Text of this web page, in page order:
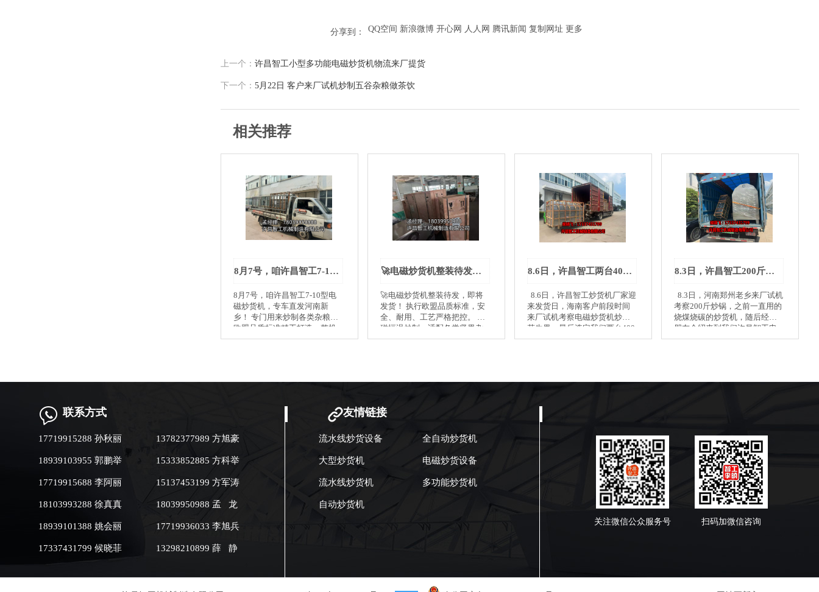
分享到： QQ空间 新浪微博 开心网 人人网 腾讯新闻 复制网址 更多
上一个： 许昌智工小型多功能电磁炒货机物流来厂提货
下一个： 5月22日 客户来厂试机炒制五谷杂粮做茶饮
相关推荐
8月7号，咱许昌智工7-10型电磁炒货机，专车直发河南新乡！
8月7号，咱许昌智工7-10型电
磁炒货机，专车直发河南新
乡！ 专门用来炒制各类杂粮，
欧盟品质标准精工打造，整机
食品级不锈钢，干净卫生。 电
料、成色好。 二十多年老厂品
质保两年，售后响应及时。 感
谢新乡老板信任，祝开机大
顺畅！
🚀电磁炒货机整装待发，即将发货！
🚀电磁炒货机整装待发，即将
发货！ 执行欧盟品质标准，安
全、耐用、工艺严格把控。 电
磁恒温炒制，适配各类坚果杂
粮加工。 国产智造，海内外客
8.6日，许昌智工两台400斤炒锅服务海南客户
8.6日，许昌智工炒货机厂家迎
来发货日，海南客户前段时间
来厂试机考察电磁炒货机炒制
花生果，最后选定我们两台400
斤炒锅发货，以下是装车实
8.3日，许昌智工200斤炒货机专车发货郑州
8.3日，河南郑州老乡来厂试机
考察200斤炒锅，之前一直用的
烧煤烧碳的炒货机，随后经过
朋友介绍来到我们许昌智工电
磁炒货机厂家，当场试机签订
联系方式
17719915288 孙秋丽 13782377989 方旭豪
18939103955 郭鹏举 15333852885 方科举
17719915688 李阿丽 15137453199 方军涛
18103993288 徐真真 18039950988 孟 龙
18939101388 姚会丽 17719936033 李旭兵
17337431799 候晓菲 13298210899 薛 静
友情链接
流水线炒货设备 全自动炒货机
大型炒货机 电磁炒货设备
流水线炒货机 多功能炒货机
自动炒货机
关注微信公众服务号 扫码加微信咨询